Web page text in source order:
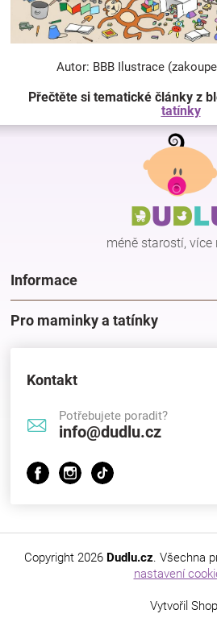
Autor: BBB Ilustrace
Přečtěte si tematické články z
tatínky
Z
méně starostí, více
Informace
Pro maminky a tatínky
Kontakt
Potřebujete poradit?
info@dudlu.cz
Vytvořil
Copyright 2026 Dudlu.cz. Všechna
nastavení